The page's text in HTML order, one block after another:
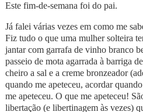
Este fim-de-semana foi do pai.
Já falei várias vezes em como me
Fiz tudo o que uma mulher solteira
jantar com garrafa de vinho branco
passeio de mota agarrada à barriga
cheiro a sal e a creme bronzeador
quando me apeteceu, acordar
me apeteceu. O que me apeteceu!
libertação (e libertinagem às vezes)